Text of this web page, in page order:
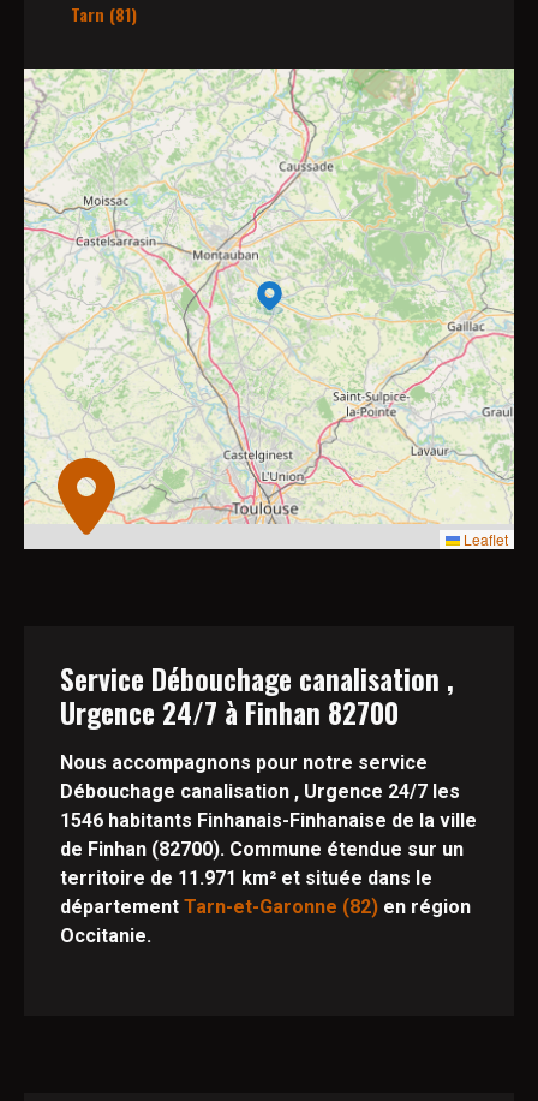
Tarn (81)
2
2
2
2
2
3
3
6
6
9
7
8
4
11
10
Leaflet
Service Débouchage canalisation ,
Urgence 24/7 à Finhan 82700
Nous accompagnons pour notre service
Débouchage canalisation , Urgence 24/7 les
1546 habitants Finhanais-Finhanaise de la ville
de Finhan (82700). Commune étendue sur un
territoire de 11.971 km² et située dans le
département Tarn-et-Garonne (82) en région
Occitanie.